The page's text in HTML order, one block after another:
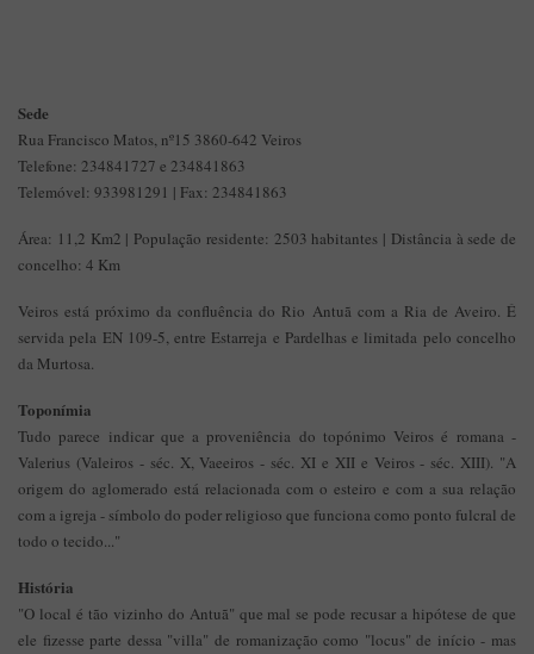
Sede
Rua Francisco Matos, nº15 3860-642 Veiros
Telefone: 234841727 e 234841863
Telemóvel: 933981291 | Fax: 234841863
Área: 11,2 Km2 | População residente: 2503 habitantes | Distância à sede de
concelho: 4 Km
Veiros está próximo da confluência do Rio Antuã com a Ria de Aveiro. É
servida pela EN 109-5, entre Estarreja e Pardelhas e limitada pelo concelho
da Murtosa.
Toponímia
Tudo parece indicar que a proveniência do topónimo Veiros é romana -
Valerius (Valeiros - séc. X, Vaeeiros - séc. XI e XII e Veiros - séc. XIII). "A
origem do aglomerado está relacionada com o esteiro e com a sua relação
com a igreja - símbolo do poder religioso que funciona como ponto fulcral de
todo o tecido..."
História
"O local é tão vizinho do Antuã" que mal se pode recusar a hipótese de que
ele fizesse parte dessa "villa" de romanização como "locus" de início - mas